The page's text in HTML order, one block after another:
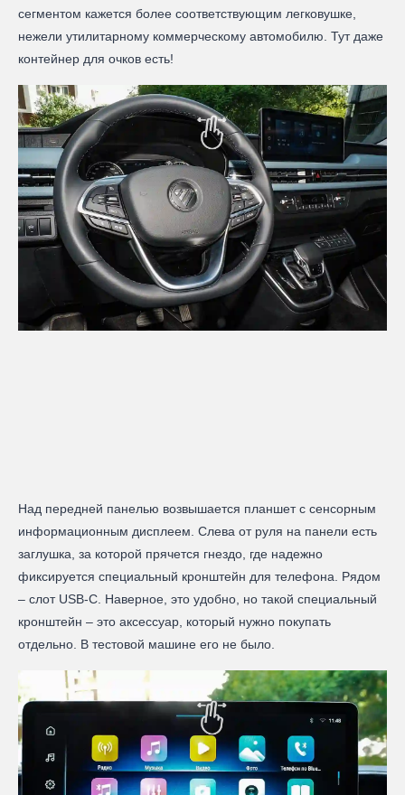
сегментом кажется более соответствующим легковушке,
нежели утилитарному коммерческому автомобилю. Тут даже
контейнер для очков есть!
Над передней панелью возвышается планшет с сенсорным
информационным дисплеем. Слева от руля на панели есть
заглушка, за которой прячется гнездо, где надежно
фиксируется специальный кронштейн для телефона. Рядом
– слот USB-C. Наверное, это удобно, но такой специальный
кронштейн – это аксессуар, который нужно покупать
отдельно. В тестовой машине его не было.